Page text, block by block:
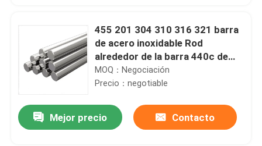
455 201 304 310 316 321 barra
de acero inoxidable Rod
alrededor de la barra 440c de
2m m 4m m 6m m 10m m ss
MOQ：Negociación
Precio：negotiable
Mejor precio Contacto